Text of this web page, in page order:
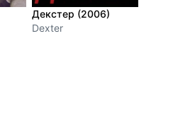
Декстер (2006)
Dexter